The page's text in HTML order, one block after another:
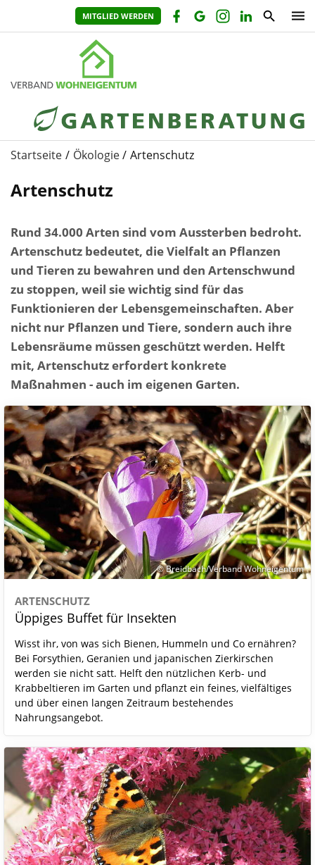
MITGLIED WERDEN
Startseite Ökologie Artenschutz
Artenschutz
Rund 34.000 Arten sind vom Aussterben bedroht.
Artenschutz bedeutet, die Vielfalt an Pflanzen
und Tieren zu bewahren und den Artenschwund
zu stoppen, weil sie wichtig sind für das
Funktionieren der Lebensgemeinschaften. Aber
nicht nur Pflanzen und Tiere, sondern auch ihre
Lebensräume müssen geschützt werden. Helft
mit, Artenschutz erfordert konkrete
Maßnahmen - auch im eigenen Garten.
© Breidbach/Verband Wohneigentum
ARTENSCHUTZ
Üppiges Buffet für Insekten
Wisst ihr, von was sich Bienen, Hummeln und Co ernähren?
Bei Forsythien, Geranien und japanischen Zierkirschen
werden sie nicht satt. Helft den nützlichen Kerb- und
Krabbeltieren im Garten und pflanzt ein feines, vielfältiges
und über einen langen Zeitraum bestehendes
Nahrungsangebot.